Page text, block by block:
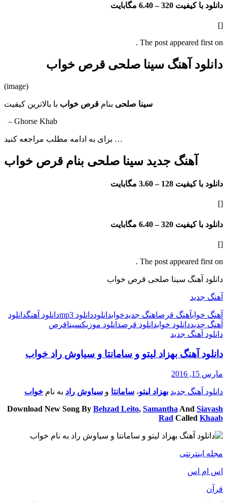
دانلود با کیفیت 320 – 6.40 مگابایت
[]
The post appeared first on .
دانلود آهنگ سینا صلحی قرص خواب
(image)
سینا صلحی بنام قرص خواب با بالاترین کیفیت
– Ghorse Khab
برای به ادامه مطلب مراجعه کنید …
آهنگ جدید سینا صلحی بنام قرص خواب
دانلود با کیفیت 128 – 3.60 مگابایت
[]
دانلود با کیفیت 320 – 6.40 مگابایت
[]
The post appeared first on .
دانلود آهنگ سینا صلحی قرص خواب
آهنگ جدید
آهنگ خوابآهنگ قرصاهنگ جدیدخوابدانلوددانلود mp3 دانلود آهنگدانلود
آهنگ جدیددانلود خوابدانلود قرصدانلود موزیکسیناقرص
دانلود آهنگ جدید
دانلود آهنگ بهزاد لیتو و سامانتا و سیاوش راد خواب
مارس 15, 2016
دانلود آهنگ جدید بهزاد لیتو، سامانتا و سیاوش راد به نام خواب
Download New Song By Behzad Leito, Samantha And Siavash
Rad Called Khaab
مجله اینترنتی
اس ام اس
قرآن